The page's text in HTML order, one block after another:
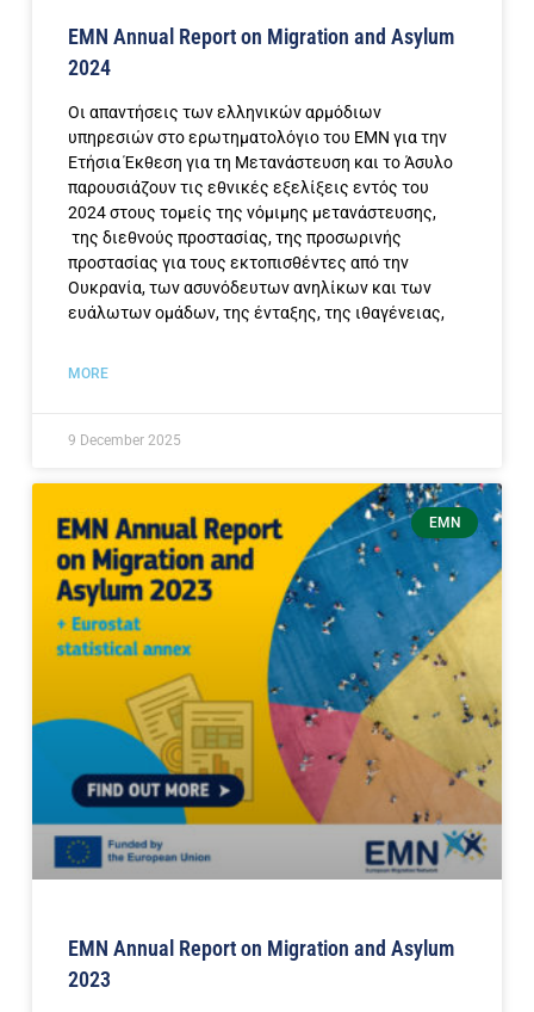
EMN Annual Report on Migration and Asylum
2024
Οι απαντήσεις των ελληνικών αρμόδιων
υπηρεσιών στο ερωτηματολόγιο του ΕΜΝ για την
Ετήσια Έκθεση για τη Μετανάστευση και το Άσυλο
παρουσιάζουν τις εθνικές εξελίξεις εντός του
2024 στους τομείς της νόμιμης μετανάστευσης,
της διεθνούς προστασίας, της προσωρινής
προστασίας για τους εκτοπισθέντες από την
Ουκρανία, των ασυνόδευτων ανηλίκων και των
ευάλωτων ομάδων, της ένταξης, της ιθαγένειας,
MORE
9 December 2025
EMN
EMN Annual Report on Migration and Asylum
2023